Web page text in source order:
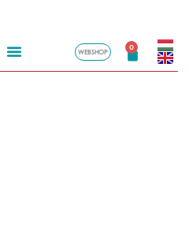
WEBSHOP
0
Kosár